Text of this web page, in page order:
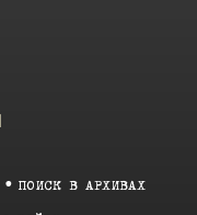
ПОИСК В АРХИВАХ